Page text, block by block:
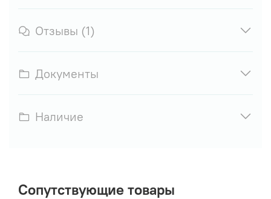
Отзывы (1)
Документы
Наличие
Сопутствующие товары